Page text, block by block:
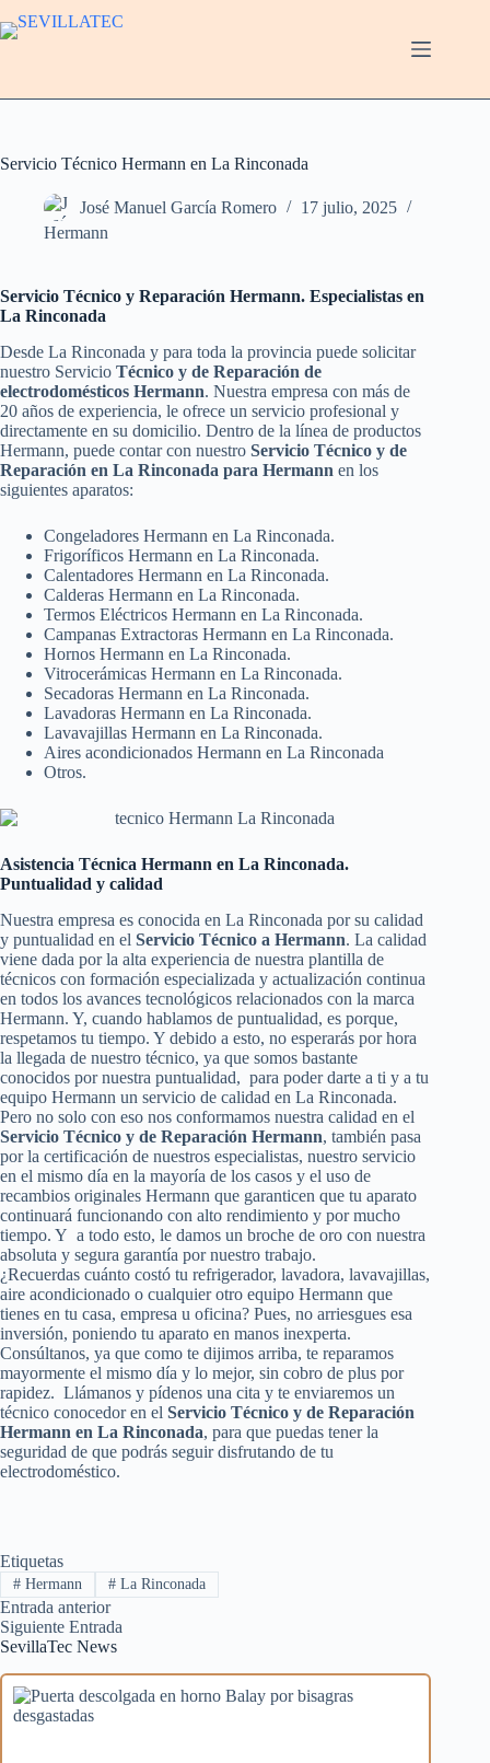
al
Servicio Técnico Hermann en La Rinconada
José Manuel García Romero
17 julio, 2025
Hermann
Servicio Técnico y Reparación Hermann. Especialistas en
La Rinconada
Desde La Rinconada y para toda la provincia puede solicitar
nuestro Servicio Técnico y de Reparación de
electrodomésticos Hermann. Nuestra empresa con más de
20 años de experiencia, le ofrece un servicio profesional y
directamente en su domicilio. Dentro de la línea de productos
Hermann, puede contar con nuestro Servicio Técnico y de
Reparación en La Rinconada para Hermann en los
siguientes aparatos:
Congeladores Hermann en La Rinconada.
Frigoríficos Hermann en La Rinconada.
Calentadores Hermann en La Rinconada.
Calderas Hermann en La Rinconada.
Termos Eléctricos Hermann en La Rinconada.
Campanas Extractoras Hermann en La Rinconada.
Hornos Hermann en La Rinconada.
Vitrocerámicas Hermann en La Rinconada.
Secadoras Hermann en La Rinconada.
Lavadoras Hermann en La Rinconada.
Lavavajillas Hermann en La Rinconada.
Aires acondicionados Hermann en La Rinconada
Otros.
Asistencia Técnica Hermann en La Rinconada.
Puntualidad y calidad
Nuestra empresa es conocida en La Rinconada por su calidad
y puntualidad en el Servicio Técnico a Hermann. La calidad
viene dada por la alta experiencia de nuestra plantilla de
técnicos con formación especializada y actualización continua
en todos los avances tecnológicos relacionados con la marca
Hermann. Y, cuando hablamos de puntualidad, es porque,
respetamos tu tiempo. Y debido a esto, no esperarás por hora
la llegada de nuestro técnico, ya que somos bastante
conocidos por nuestra puntualidad, para poder darte a ti y a tu
equipo Hermann un servicio de calidad en La Rinconada.
Pero no solo con eso nos conformamos nuestra calidad en el
Servicio Técnico y de Reparación Hermann, también pasa
por la certificación de nuestros especialistas, nuestro servicio
en el mismo día en la mayoría de los casos y el uso de
recambios originales Hermann que garanticen que tu aparato
continuará funcionando con alto rendimiento y por mucho
tiempo. Y a todo esto, le damos un broche de oro con nuestra
absoluta y segura garantía por nuestro trabajo.
¿Recuerdas cuánto costó tu refrigerador, lavadora, lavavajillas,
aire acondicionado o cualquier otro equipo Hermann que
tienes en tu casa, empresa u oficina? Pues, no arriesgues esa
inversión, poniendo tu aparato en manos inexperta.
Consúltanos, ya que como te dijimos arriba, te reparamos
mayormente el mismo día y lo mejor, sin cobro de plus por
rapidez. Llámanos y pídenos una cita y te enviaremos un
técnico conocedor en el Servicio Técnico y de Reparación
Hermann en La Rinconada, para que puedas tener la
seguridad de que podrás seguir disfrutando de tu
electrodoméstico.
Etiquetas
#Hermann #La Rinconada
Entrada anterior
Siguiente Entrada
SevillaTec News